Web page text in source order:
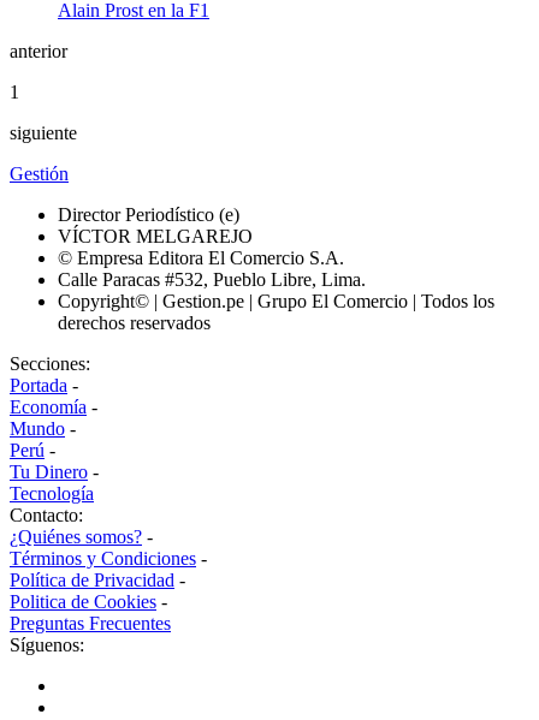
anterior
1
siguiente
Gestión
Director Periodístico (e)
VÍCTOR MELGAREJO
© Empresa Editora El Comercio S.A.
Calle Paracas #532, Pueblo Libre, Lima.
Copyright© | Gestion.pe | Grupo El Comercio | Todos los
derechos reservados
Secciones:
Portada -
Economía -
Mundo -
Perú -
Tu Dinero -
Tecnología
Contacto:
¿Quiénes somos? -
Términos y Condiciones -
Política de Privacidad -
Politica de Cookies -
Preguntas Frecuentes
Síguenos: